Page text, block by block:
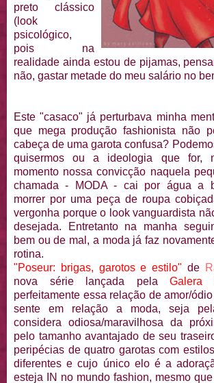
preto clássico
(look
psicológico,
pois na
realidade ainda estou de pijamas,
não, gastar metade do meu salário no
Este "casaco" já perturbava minha
que mega produção fashionista não
cabeça de uma garota confusa?
quisermos ou a ideologia que for,
momento nossa convicção naquela
chamada - MODA - cai por água a
morrer por uma peça de roupa
vergonha porque o look vanguardista
desejada. Entretanto na manha
bem ou de mal, a moda já faz
rotina.
"Poseur: brigas, garotos e estilo" de
nova série lançada pela Galera
perfeitamente essa relação de amor/
sente em relação a moda, seja
considera odiosa/maravilhosa da
pelo tamanho avantajado de seu
peripécias de quatro garotas com
diferentes e cujo único elo é a
esteja IN no mundo fashion, mesmo